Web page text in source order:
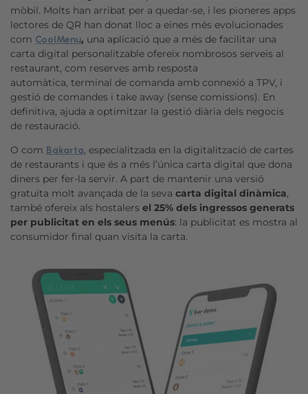
mòbil. Molts han arribat per a quedar-se, i les pioneres apps
lectores de QR han donat lloc a eines més evolucionades
com CoolMenu, una aplicació que a més de facilitar una
carta digital personalitzable ofereix nombrosos serveis al
restaurant, com reserves amb resposta
automàtica, terminal de comanda amb connexió a TPV, i
gestió de comandes i take away (sense comissions). En
definitiva, ajuda a optimitzar la gestió diària dels negocis
de restauració.
O com Bakarta, especialitzada en la digitalització de cartes
de restaurants i que és a més l’única carta digital que dona
diners per fer-la servir. A part de mantenir una versió
gratuïta molt avançada de la seva carta digital dinàmica,
també ofereix als hostalers el 25% dels ingressos generats
per publicitat en els seus menús: la publicitat es mostra al
consumidor final quan visita la carta.